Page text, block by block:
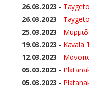
26.03.2023 -
26.03.2023 -
25.03.2023 -
19.03.2023 - Kavala
12.03.2023 -
05.03.2023 -
05.03.2023 -